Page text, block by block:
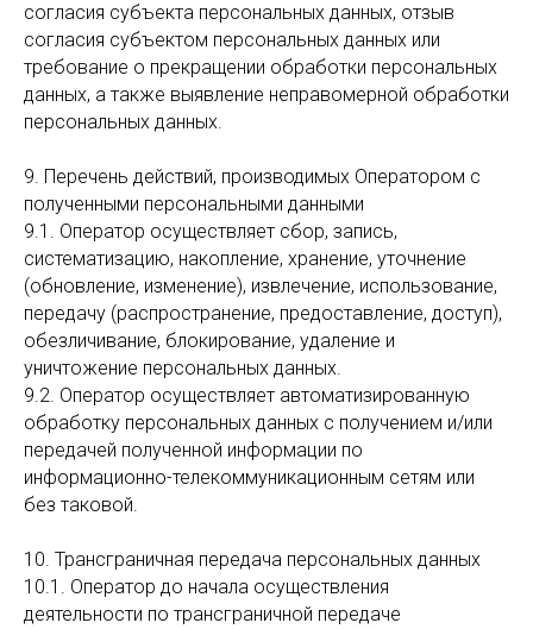
согласия субъекта персональных данных, отзыв
согласия субъектом персональных данных или
требование о прекращении обработки персональных
данных, а также выявление неправомерной обработки
персональных данных.
9. Перечень действий, производимых Оператором с
полученными персональными данными
9.1. Оператор осуществляет сбор, запись,
систематизацию, накопление, хранение, уточнение
(обновление, изменение), извлечение, использование,
передачу (распространение, предоставление, доступ),
обезличивание, блокирование, удаление и
уничтожение персональных данных.
9.2. Оператор осуществляет автоматизированную
обработку персональных данных с получением и/или
передачей полученной информации по
информационно-телекоммуникационным сетям или
без таковой.
10. Трансграничная передача персональных данных
10.1. Оператор до начала осуществления
деятельности по трансграничной передаче